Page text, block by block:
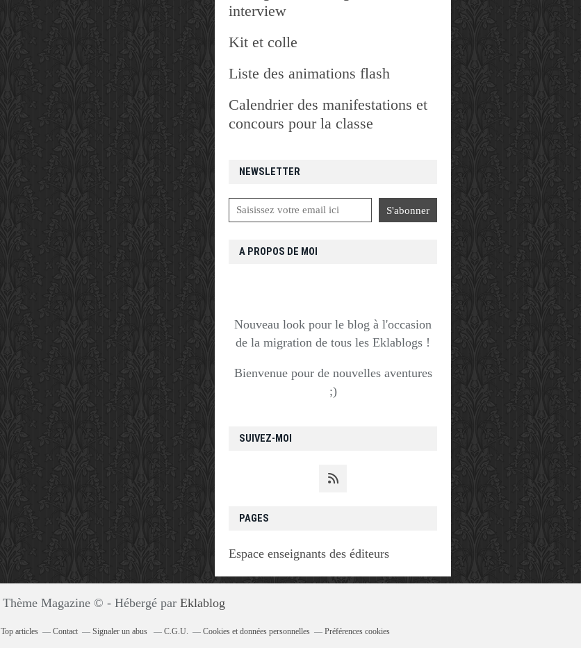
NEWSLETTER
SUIVEZ-MOI
PAGES
Espace enseignants des éditeurs
interview
Kit et colle
Liste des animations flash
Calendrier des manifestations et
concours pour la classe
A PROPOS DE MOI
Nouveau look pour le blog à l'occasion
de la migration de tous les Eklablogs !
Bienvenue pour de nouvelles aventures
;)
Thème Magazine © - Hébergé par Eklablog
Top articles Contact Signaler un abus C.G.U. Cookies et données personnelles Préférences cookies